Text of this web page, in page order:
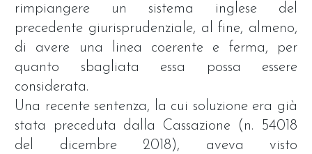
rimpiangere un sistema inglese del
precedente giurisprudenziale, al fine, almeno,
di avere una linea coerente e ferma, per
quanto sbagliata essa possa essere
considerata.
Una recente sentenza, la cui soluzione era già
stata preceduta dalla Cassazione (n. 54018
del dicembre 2018), aveva visto